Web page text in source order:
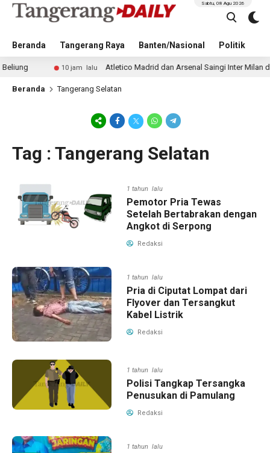
Beranda Tangerang Raya Banten/Nasional Politik
Sabtu, 08 Agu 2026
10 jam lalu Atletico Madrid dan Arsenal Saingi Inter Milan dalam
Beranda Tangerang Selatan
Tag : Tangerang Selatan
1 tahun lalu
Pemotor Pria Tewas
Setelah Bertabrakan dengan
Angkot di Serpong
Redaksi
1 tahun lalu
Pria di Ciputat Lompat dari
Flyover dan Tersangkut
Kabel Listrik
Redaksi
1 tahun lalu
Polisi Tangkap Tersangka
Penusukan di Pamulang
Redaksi
1 tahun lalu